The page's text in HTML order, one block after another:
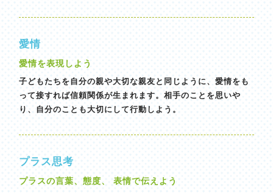
愛情
愛情を表現しよう
子どもたちを自分の親や大切な親友と同じように、愛情をも
って接すれば信頼関係が生まれます。相手のことを思いや
り、自分のことも大切にして行動しよう。
プラス思考
プラスの言葉、態度、 表情で伝えよう